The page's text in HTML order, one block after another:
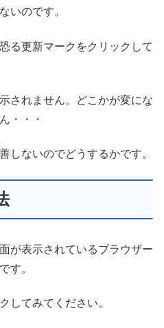
いのです。
る更新マークをクリックして
されません。どこかが変にな
・・・
しないのでどうするかです。
が表示されているブラウザー
す。
してみてください。